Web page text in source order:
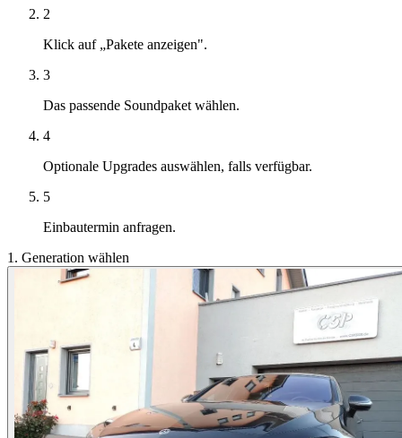
2
Klick auf „Pakete anzeigen".
3
Das passende Soundpaket wählen.
4
Optionale Upgrades auswählen, falls verfügbar.
5
Einbautermin anfragen.
1. Generation wählen